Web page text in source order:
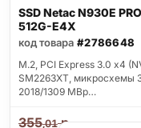
SSD Netac N930E
512G-E4X
код товара #2786648
M.2, PCI Express 3.0 x4
SM2263XT, микросхемы
2018/1309 MBp…
355,01р.